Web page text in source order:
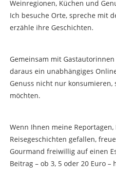
Weinregionen, Küchen und
Ich besuche Orte, spreche mit
erzähle ihre Geschichten.
Gemeinsam mit
daraus ein unabhängiges
Genuss nicht nur konsumieren,
möchten.
Wenn Ihnen meine
Reisegeschichten gefallen,
Gourmand freiwillig auf einen
Beitrag – ob 3, 5 oder 20 Euro –